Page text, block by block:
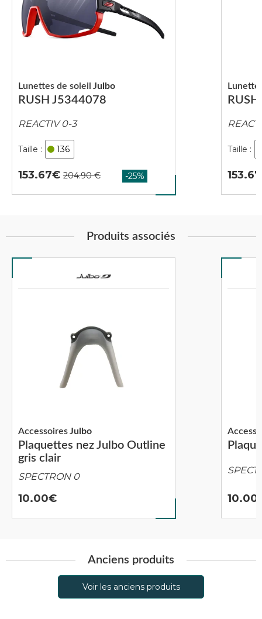
RUSH J5344078
Lunettes de soleil Julbo
REACTIV 0-3
136
153.67 153.67
Produits associés
Plaquettes nez Julbo Outline
gris clair
AccessoiresJulbo
SPECTRON 0
10.00 10.00
Anciens produits
Voir les anciens produits